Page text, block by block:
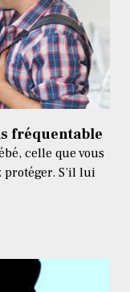
fréquentable
celle que vous
protéger. S’il lui